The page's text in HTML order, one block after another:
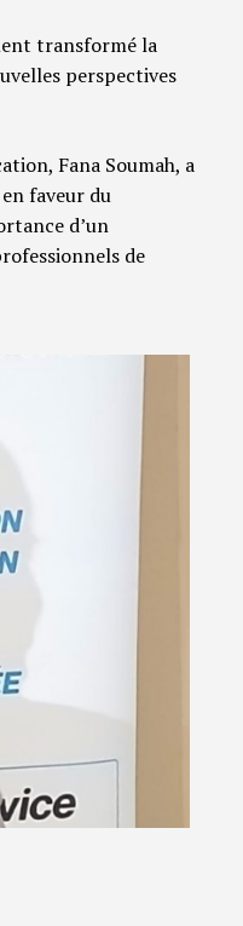
transformé la
perspectives
Fana Soumah, a
faveur du
d’un
de